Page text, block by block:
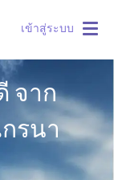
เข้าสู่ระบบ
จาก
รนา